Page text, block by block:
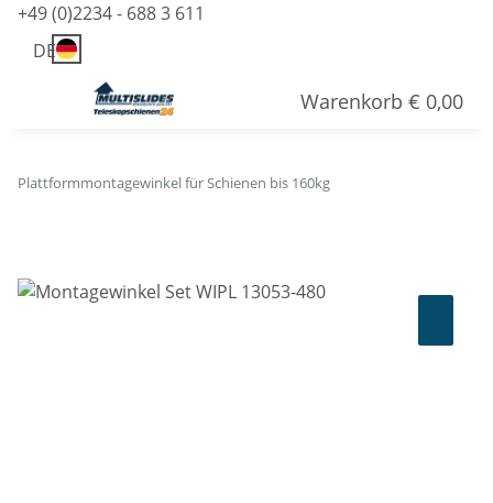
+49 (0)2234 - 688 3 611
DE
Warenkorb € 0,00
Plattformmontagewinkel für Schienen bis 160kg